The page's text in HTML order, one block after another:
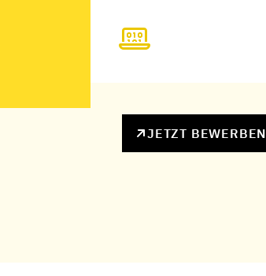
JETZT BEWERBEN